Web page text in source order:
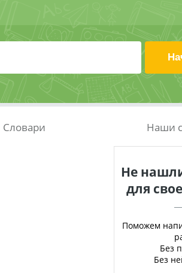
Словари Наши
Не
для
Поможем
Без
Без